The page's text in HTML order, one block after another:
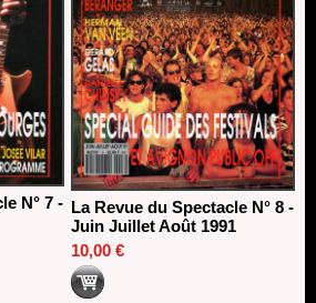
N° 7 - La Revue du Spectacle N° 8 -
Juin Juillet Août 1991
10,00 €